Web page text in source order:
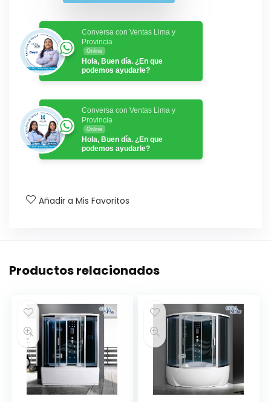
Conversa con Ventas Lima y
Provincia
Online
Hola, Buen día. ¿En que
podemos ayudarle?
Conversa con Ventas Lima y
Provincia
Online
Hola, Buen día. ¿En que
podemos ayudarle?
Añadir a Mis Favoritos
Productos relacionados